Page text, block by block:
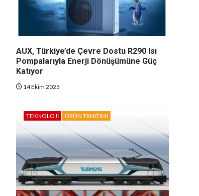
AUX, Türkiye’de Çevre Dostu R290 Isı
Pompalarıyla Enerji Dönüşümüne Güç
Katıyor
14 Ekim 2025
TEKNOLOJI ÜRÜN TANITIMI